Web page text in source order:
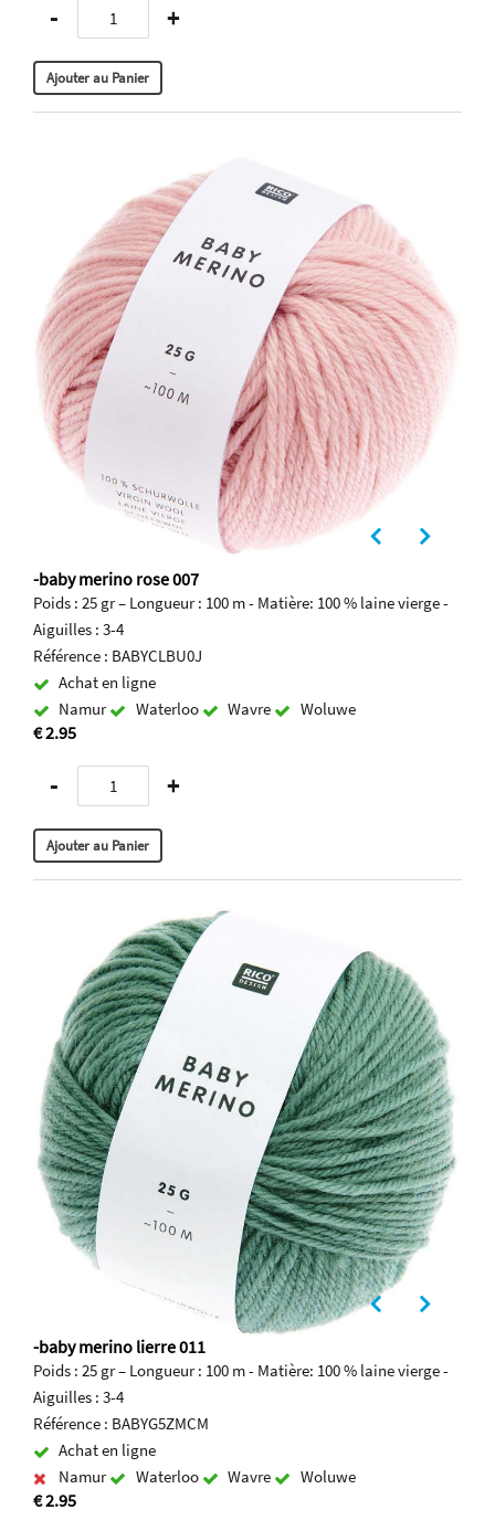
- +
-baby merino rose 007
Poids : 25 gr – Longueur : 100 m - Matière: 100 % laine vierge -
Aiguilles : 3-4
Référence : BABYCLBU0J
Achat en ligne
Namur
Waterloo Wavre Woluwe
€ 2.95
- +
-baby merino lierre 011
Poids : 25 gr – Longueur : 100 m - Matière: 100 % laine vierge -
Aiguilles : 3-4
Référence : BABYG5ZMCM
Achat en ligne
Namur
Waterloo Wavre Woluwe
€ 2.95